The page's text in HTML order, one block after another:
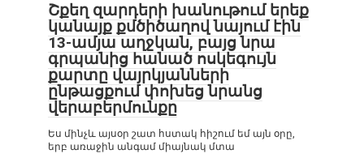
Շքեղ զարդերի խանութում երեք
կանայք քմծիծաղով նայում էին
13-ամյա աղջկան, բայց նրա
գրպանից հանած ոսկեգույն
քարտը վայրկյանների
ընթացքում փոխեց նրանց
վերաբերմունքը
Ես մինչև այսօր շատ հստակ հիշում եմ այն օրը,
երբ առաջին անգամ միայնակ մտա